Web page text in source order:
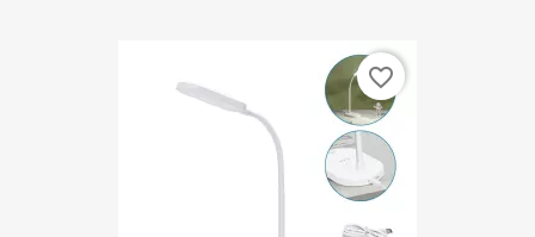
favorite_border